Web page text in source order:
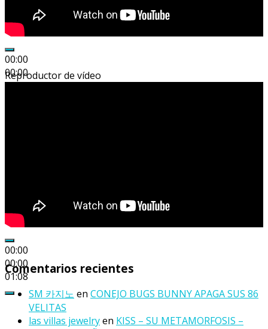
00:00
00:00
04:12
Reproductor de vídeo
00:00
00:00
01:08
Comentarios recientes
SM 카지노 en CONEJO BUGS BUNNY APAGA SUS 86
VELITAS
las villas jewelryen KISS – SU METAMORFOSIS –